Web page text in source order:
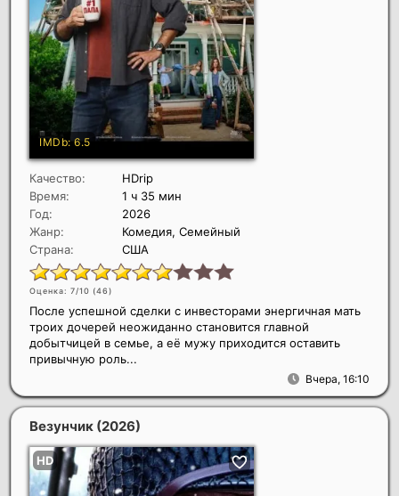
Качество:
HDrip
Время:
1 ч 35 мин
Год:
2026
Жанр:
Комедия, Семейный
Страна:
США
Оценка: 7/10 (46)
Вчера, 16:10
После успешной сделки с инвесторами энергичная мать
троих дочерей неожиданно становится главной
добытчицей в семье, а её мужу приходится оставить
привычную роль...
Везунчик (2026)